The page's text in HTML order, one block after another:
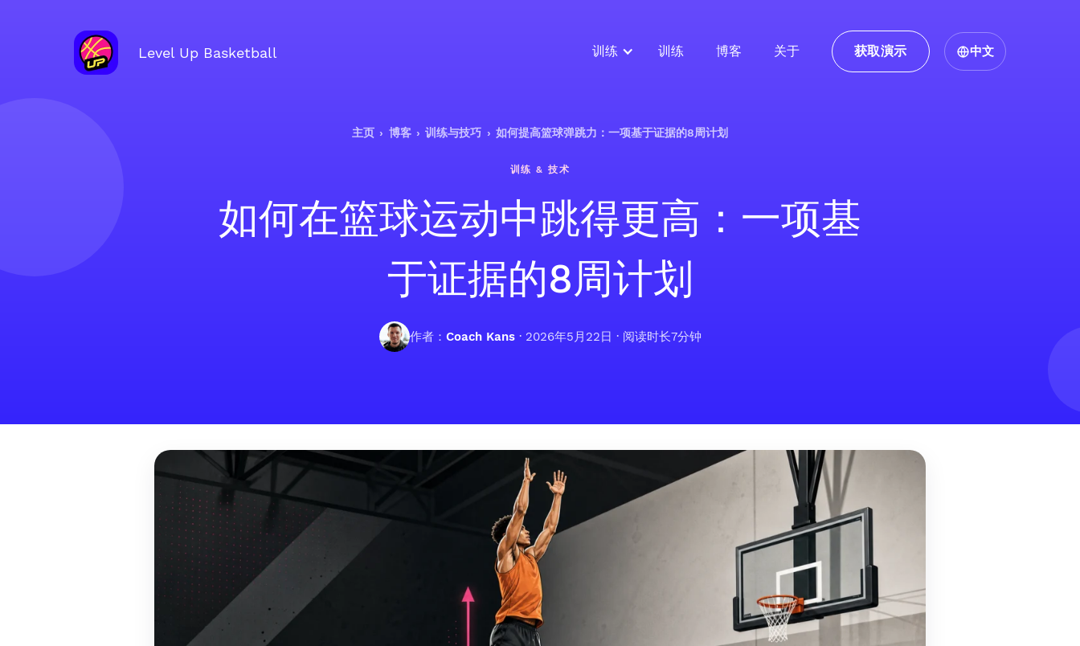
Level Up Basketball 训练 训练 博客 关于 获取演示 中文
主页 › 博客 › 训练与技巧 › 如何提高篮球弹跳力：一项基于证据的8周计划
训练 & 技术
如何在篮球运动中跳得更高：一项基
于证据的8周计划
作者： Coach Kans· 2026年5月22日 · 阅读时长7分钟